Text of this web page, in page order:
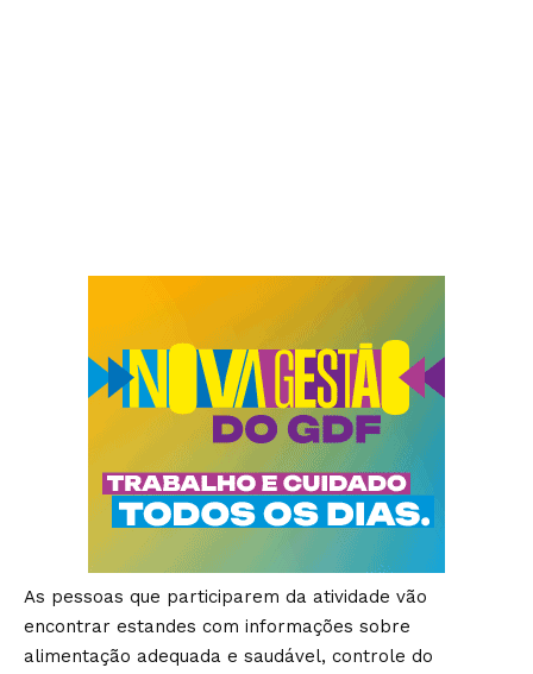
As pessoas que participarem da atividade vão
encontrar estandes com informações sobre
alimentação adequada e saudável, controle do